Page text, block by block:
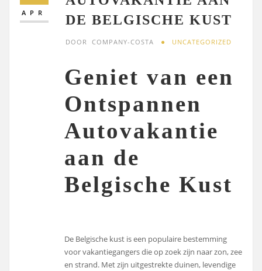
APR
DE BELGISCHE KUST
DOOR COMPANY-COSTA UNCATEGORIZED
Geniet van een
Ontspannen
Autovakantie
aan de
Belgische Kust
De Belgische kust is een populaire bestemming
voor vakantiegangers die op zoek zijn naar zon, zee
en strand. Met zijn uitgestrekte duinen, levendige